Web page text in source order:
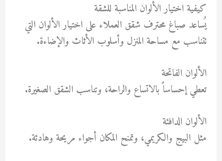
كيفية اختيار الألوان المناسبة للشقة
يُساعد صباغ محترف شقق العملاء على اختيار الألوان التي
تتناسب مع مساحة المنزل وأسلوب الأثاث والإضاءة.
الألوان الفاتحة
تعطي إحساساً بالاتساع والراحة، وتناسب الشقق الصغيرة.
الألوان الدافئة
مثل البيج والكريمي، وتمنح المكان أجواء مريحة وهادئة.